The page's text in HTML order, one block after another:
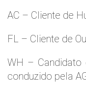
AC – Cliente de
FL – Cliente de
WH – Candidato
conduzido pela